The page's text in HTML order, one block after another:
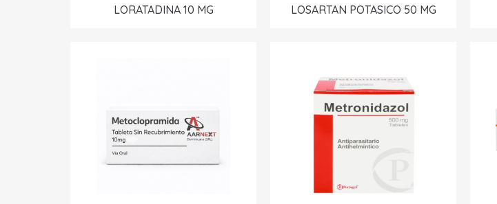
LORATADINA 10 MG LOSARTAN POTASICO 50 MG